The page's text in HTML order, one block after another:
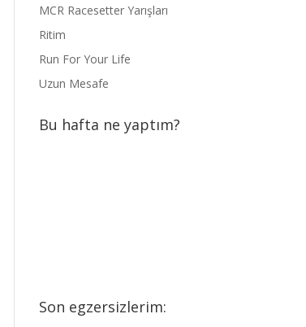
MCR Racesetter Yarışları
Ritim
Run For Your Life
Uzun Mesafe
Bu hafta ne yaptım?
Son egzersizlerim: